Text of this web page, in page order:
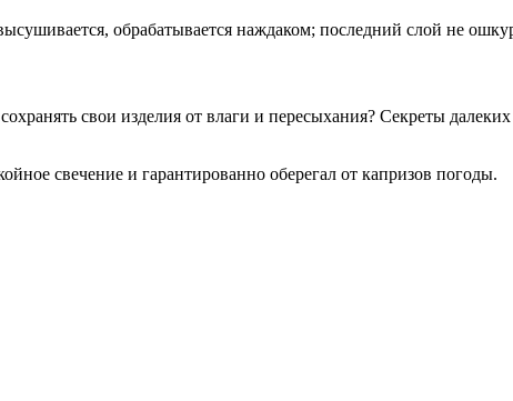
обрабатывается наждаком; последний слой не
свои изделия от влаги и пересыхания? Секреты
свечение и гарантированно оберегал от капризов погоды.